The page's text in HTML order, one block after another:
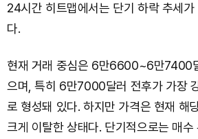
24시간 히트맵에서는 단기 하락 추세
다.
현재 거래 중심은 6만6600~6만7400
으며, 특히 6만7000달러 전후가 가장
로 형성돼 있다. 하지만 가격은 현재 해
크게 이탈한 상태다. 단기적으로는 매수